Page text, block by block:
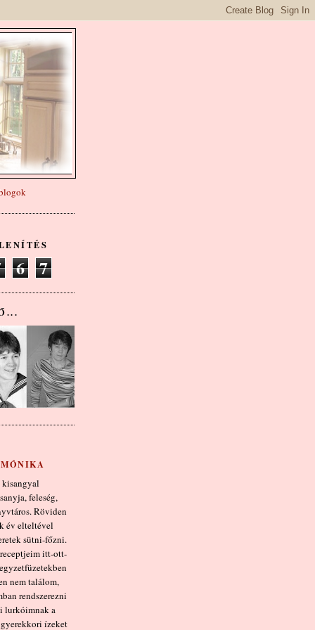
6 7
MÓNIKA
feleség,
Röviden
év elteltével
sütni-főzni.
itt-ott-
nem találom,
rendszerezni
lurkóimnak a
ízeket